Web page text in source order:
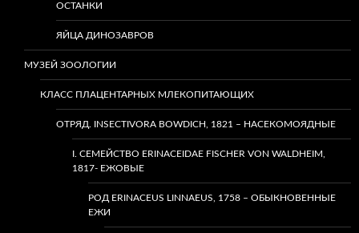
ОСТАНКИ
ЯЙЦА ДИНОЗАВРОВ
МУЗЕЙ ЗООЛОГИИ
КЛАСС ПЛАЦЕНТАРНЫХ МЛЕКОПИТАЮЩИХ
ОТРЯД. INSECTIVORA BOWDICH, 1821 – НАСЕКОМОЯДНЫЕ
I. СЕМЕЙСТВО ERINACEIDAE FISCHER VON WALDHEIM,
1817- ЕЖОВЫЕ
РОД ERINACEUS LINNAEUS, 1758 – ОБЫКНОВЕННЫЕ
ЕЖИ